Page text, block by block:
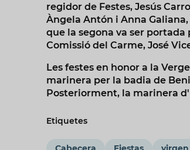
regidor de Festes, Jesús
Àngela Antón i Anna
que la segona va ser
Comissió del Carme, José
Les festes en honor a la
marinera per la badia de
Posteriorment, la marinera
Etiquetes